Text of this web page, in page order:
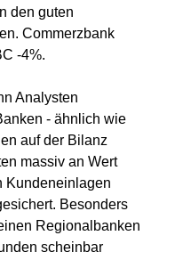
den guten
Commerzbank
-4%.
Analysten
- ähnlich wie
auf der Bilanz
massiv an Wert
Kundeneinlagen
Besonders
Regionalbanken
scheinbar